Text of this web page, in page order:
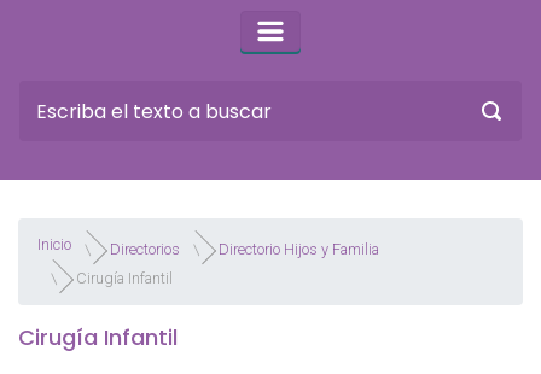
Inicio Directorios
Directorio Hijos y Familia
Cirugía Infantil
Cirugía Infantil